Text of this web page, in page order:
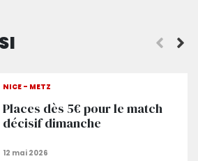
NICE - METZ
Places dès 5€ pour le match
décisif dimanche